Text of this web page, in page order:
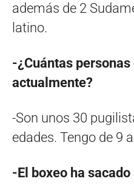
además de 2
latino.
-¿Cuántas
actualmente?
-Son unos 30
edades. Tengo de 9
-El boxeo ha